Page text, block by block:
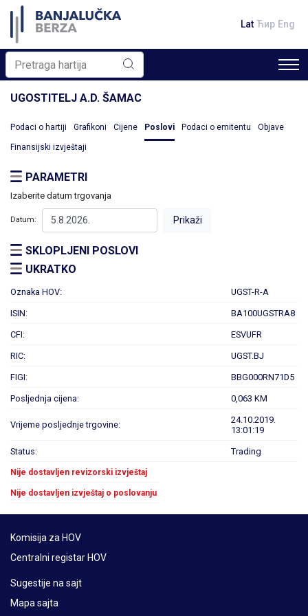
Lat Ћир Eng
UGOSTITELJ A.D. ŠAMAC
Podaci o hartiji Grafikoni Cijene Poslovi Podaci o emitentu Objave
Finansijski izvještaji
PARAMETRI
Izaberite datum trgovanja
Datum:
SKLOPLJENI POSLOVI
UKRATKO
Oznaka HOV: UGST-R-A
ISIN: BA100UGSTRA8
CFI: ESVUFR
RIC: UGST.BJ
FIGI: BBG000RN71D5
Posljednja cijena: 0,063 KM
Vrijeme posljednje trgovine:
24.10.2019.
13:01:19
Status: Trading
Nije dostavljen revizorski izvještaj
Nije dostavljen izvještaj o poslovanju
Komisija za HOV
Centralni registar HOV
Sugestije na sajt
Mapa sajta